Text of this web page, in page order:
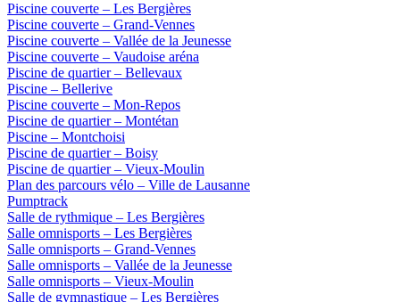
Piscine couverte – Les Bergières
Piscine couverte – Grand-Vennes
Piscine couverte – Vallée de la Jeunesse
Piscine couverte – Vaudoise aréna
Piscine de quartier – Bellevaux
Piscine – Bellerive
Piscine couverte – Mon-Repos
Piscine de quartier – Montétan
Piscine – Montchoisi
Piscine de quartier – Boisy
Piscine de quartier – Vieux-Moulin
Plan des parcours vélo – Ville de Lausanne
Pumptrack
Salle de rythmique – Les Bergières
Salle omnisports – Les Bergières
Salle omnisports – Grand-Vennes
Salle omnisports – Vallée de la Jeunesse
Salle omnisports – Vieux-Moulin
Salle de gymnastique – Les Bergières